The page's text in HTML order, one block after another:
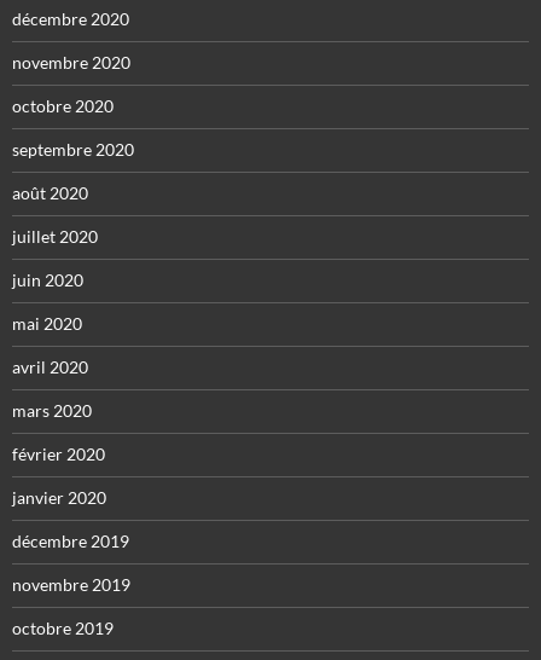
décembre 2020
novembre 2020
octobre 2020
septembre 2020
août 2020
juillet 2020
juin 2020
mai 2020
avril 2020
mars 2020
février 2020
janvier 2020
décembre 2019
novembre 2019
octobre 2019